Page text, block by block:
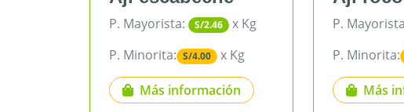
P. Mayorista: S/2.46 x Kg
P. Minorita: S/4.00 x Kg
Más información
P. Mayorista:
P. Minorita: S/
Más